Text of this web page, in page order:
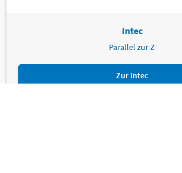
Intec
Parallel zur Z
Zur Intec